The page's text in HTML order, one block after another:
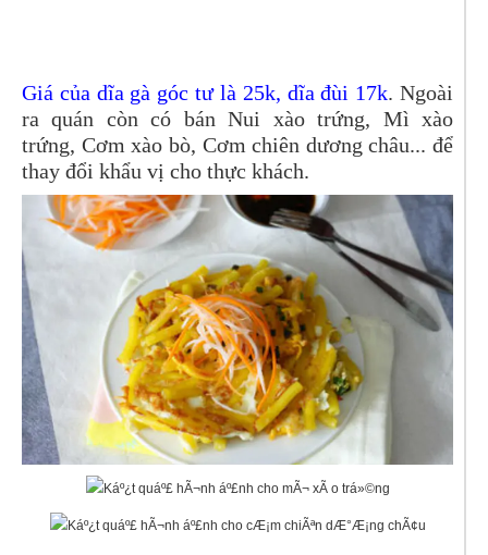
Giá của dĩa gà góc tư là 25k, dĩa đùi 17k. Ngoài
ra quán còn có bán Nui xào trứng, Mì xào
trứng, Cơm xào bò, Cơm chiên dương châu... để
thay đổi khẩu vị cho thực khách.